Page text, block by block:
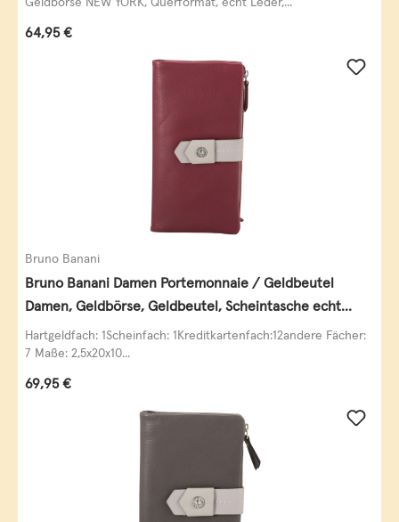
Regulärer Preis:
64,95 €
Bruno Banani
Bruno Banani Damen Portemonnaie / Geldbeutel
Damen, Geldbörse, Geldbeutel, Scheintasche echt
Leder
Hartgeldfach: 1Scheinfach: 1Kreditkartenfach:12andere Fächer:
7 Maße: 2,5x20x10...
Regulärer Preis:
69,95 €